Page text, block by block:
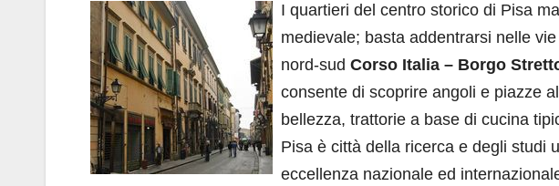
I quartieri del centro storico di Pisa
medievale; basta addentrarsi nelle
nord-sud Corso Italia – Borgo
consente di scoprire angoli e piazze
bellezza, trattorie a base di cucina
Pisa è città della ricerca e degli studi
eccellenza nazionale ed